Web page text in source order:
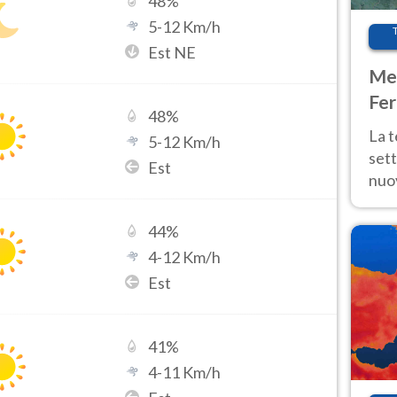
5-12 Km/h
Est NE
48%
5-12 Km/h
Est
44%
4-12 Km/h
Est
41%
4-11 Km/h
La